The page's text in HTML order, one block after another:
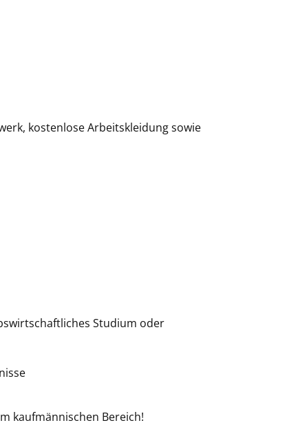
kostenlose Arbeitskleidung sowie
Studium oder
kaufmännischen Bereich!